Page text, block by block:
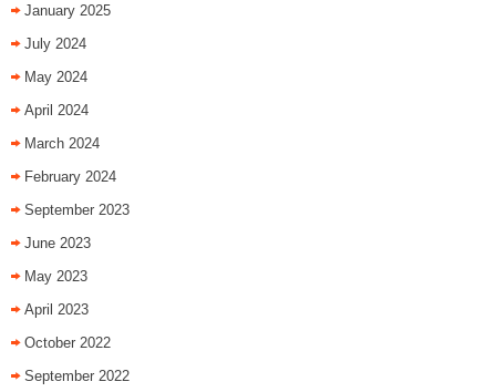
January 2025
July 2024
May 2024
April 2024
March 2024
February 2024
September 2023
June 2023
May 2023
April 2023
October 2022
September 2022